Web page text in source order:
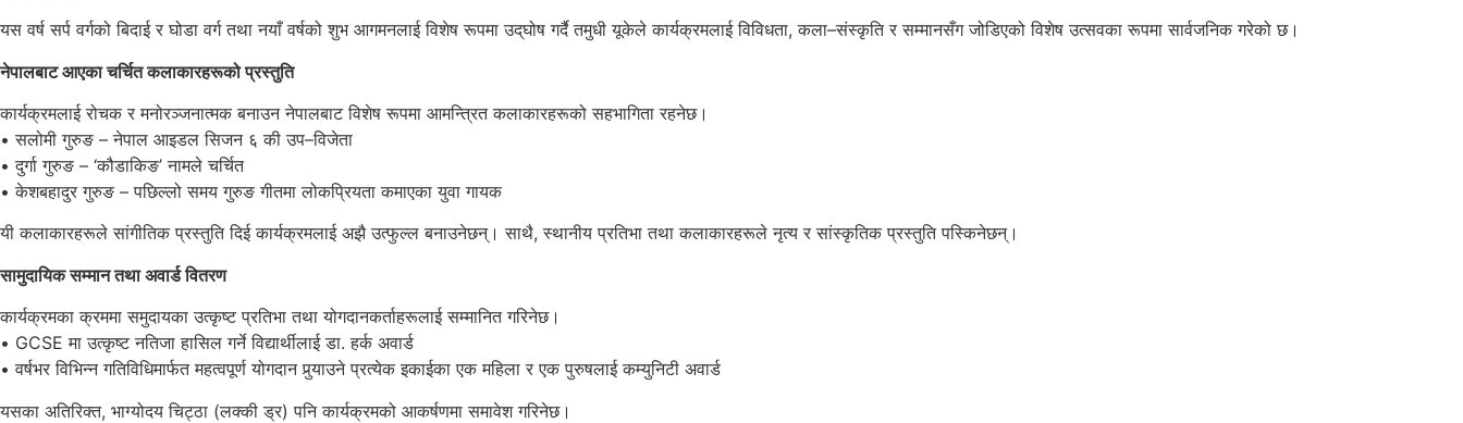
यस वर्ष सर्प वर्गको बिदाई र घोडा वर्ग तथा नयाँ वर्षको शुभ आगमनलाई विशेष रूपमा उद्‌घोष गर्दै तमुधी यूकेले कार्यक्रमलाई विविधता, कला–संस्कृति र सम्मानसँग जोडिएको विशेष उत्सवका रूपमा सार्वजनिक गरेको छ।
नेपालबाट आएका चर्चित कलाकारहरूको प्रस्तुति
कार्यक्रमलाई रोचक र मनोरञ्जनात्मक बनाउन नेपालबाट विशेष रूपमा आमन्त्रित कलाकारहरूको सहभागिता रहनेछ।
• सलोमी गुरुङ – नेपाल आइडल सिजन ६ की उप–विजेता
• दुर्गा गुरुङ – ‘कौडाकिङ’ नामले चर्चित
• केशबहादुर गुरुङ – पछिल्लो समय गुरुङ गीतमा लोकप्रियता कमाएका युवा गायक
यी कलाकारहरूले सांगीतिक प्रस्तुति दिई कार्यक्रमलाई अझै उत्फुल्ल बनाउनेछन्। साथै, स्थानीय प्रतिभा तथा कलाकारहरूले नृत्य र सांस्कृतिक प्रस्तुति पस्किनेछन्।
सामुदायिक सम्मान तथा अवार्ड वितरण
कार्यक्रमका क्रममा समुदायका उत्कृष्ट प्रतिभा तथा योगदानकर्ताहरूलाई सम्मानित गरिनेछ।
• GCSE मा उत्कृष्ट नतिजा हासिल गर्ने विद्यार्थीलाई डा. हर्क अवार्ड
• वर्षभर विभिन्न गतिविधिमार्फत महत्वपूर्ण योगदान पुर्‍याउने प्रत्येक इकाईका एक महिला र एक पुरुषलाई कम्युनिटी अवार्ड
यसका अतिरिक्त, भाग्योदय चिट्ठा (लक्की ड्र) पनि कार्यक्रमको आकर्षणमा समावेश गरिनेछ।